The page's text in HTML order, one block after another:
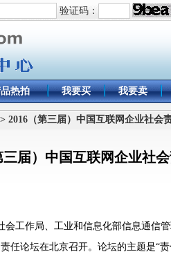
验证码：
热拍 我要买 我要卖
2016（第三届）中国互联网企业社会
三届）中国互联网企业社
会工作局、工业和信息化部信息通信
任论坛在北京召开。论坛的主题是“